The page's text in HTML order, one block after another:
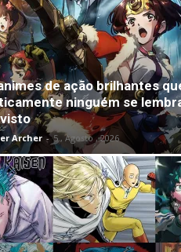
de ação brilhantes
ninguém se
Archer - 5 , Agosto , 2026